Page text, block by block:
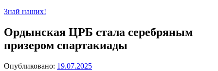
Знай наших!
Ордынская ЦРБ стала серебряным
призером спартакиады
Опубликовано: 19.07.2025